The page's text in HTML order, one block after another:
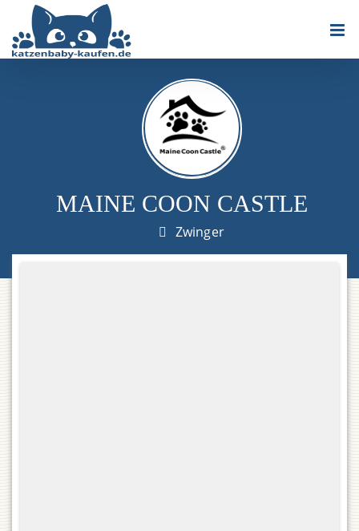
Inhalt
springen
MAINE COON CASTLE
Zwinger